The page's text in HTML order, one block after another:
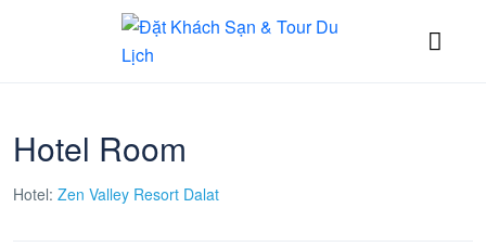
Hotel Room
Hotel: Zen Valley Resort Dalat